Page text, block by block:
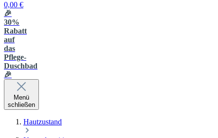
0,00 €
🎉
30%
Rabatt
auf
das
Pflege-
Duschbad
🎉
Menü
schließen
Hautzustand